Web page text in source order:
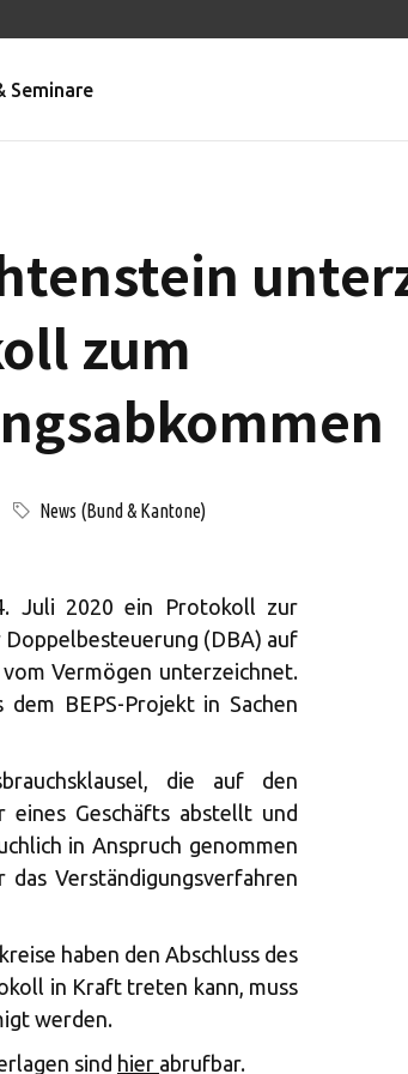
Seminare
zum
News (Bund & Kantone)
Juli 2020 ein Protokoll zur
(DBA) auf
Vermögen unterzeichnet.
BEPS-Projekt in Sachen
die auf den
eines Geschäfts abstellt und
in Anspruch genommen
Verständigungsverfahren
haben den Abschluss des
in Kraft treten kann, muss
werden.
sind hier abrufbar.